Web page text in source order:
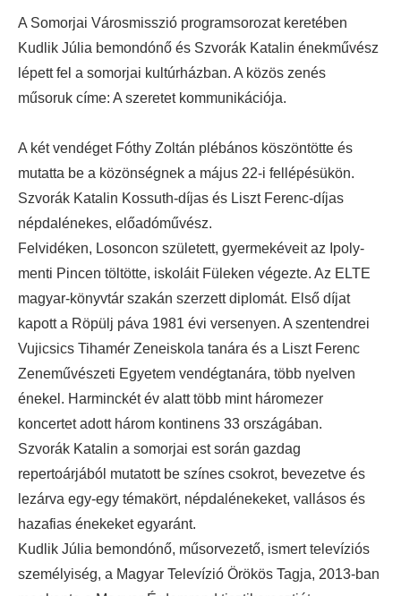
A Somorjai Városmisszió programsorozat keretében
Kudlik Júlia bemondónő és Szvorák Katalin énekművész
lépett fel a somorjai kultúrházban. A közös zenés
műsoruk címe: A szeretet kommunikációja.
A két vendéget Fóthy Zoltán plébános köszöntötte és
mutatta be a közönségnek a május 22-i fellépésükön.
Szvorák Katalin Kossuth-díjas és Liszt Ferenc-díjas
népdalénekes, előadóművész.
Felvidéken, Losoncon született, gyermekéveit az Ipoly-
menti Pincen töltötte, iskoláit Füleken végezte. Az ELTE
magyar-könyvtár szakán szerzett diplomát. Első díjat
kapott a Röpülj páva 1981 évi versenyen. A szentendrei
Vujicsics Tihamér Zeneiskola tanára és a Liszt Ferenc
Zeneművészeti Egyetem vendégtanára, több nyelven
énekel. Harminckét év alatt több mint háromezer
koncertet adott három kontinens 33 országában.
Szvorák Katalin a somorjai est során gazdag
repertoárjából mutatott be színes csokrot, bevezetve és
lezárva egy-egy témakört, népdalénekeket, vallásos és
hazafias énekeket egyaránt.
Kudlik Júlia bemondónő, műsorvezető, ismert televíziós
személyiség, a Magyar Televízió Örökös Tagja, 2013-ban